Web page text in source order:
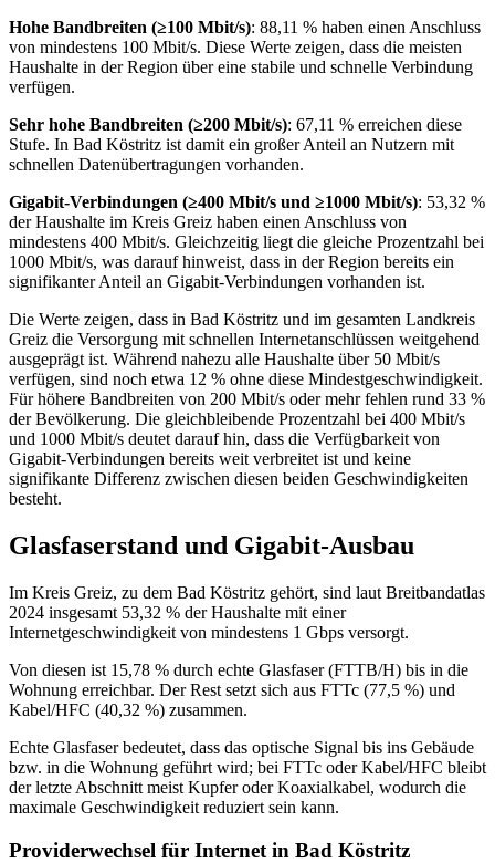
Hohe Bandbreiten (≥100 Mbit/s): 88,11 % haben einen Anschluss
von mindestens 100 Mbit/s. Diese Werte zeigen, dass die meisten
Haushalte in der Region über eine stabile und schnelle Verbindung
verfügen.
Sehr hohe Bandbreiten (≥200 Mbit/s): 67,11 % erreichen diese
Stufe. In Bad Köstritz ist damit ein großer Anteil an Nutzern mit
schnellen Datenübertragungen vorhanden.
Gigabit‑Verbindungen (≥400 Mbit/s und ≥1000 Mbit/s): 53,32 %
der Haushalte im Kreis Greiz haben einen Anschluss von
mindestens 400 Mbit/s. Gleichzeitig liegt die gleiche Prozentzahl bei
1000 Mbit/s, was darauf hinweist, dass in der Region bereits ein
signifikanter Anteil an Gigabit‑Verbindungen vorhanden ist.
Die Werte zeigen, dass in Bad Köstritz und im gesamten Landkreis
Greiz die Versorgung mit schnellen Internetanschlüssen weitgehend
ausgeprägt ist. Während nahezu alle Haushalte über 50 Mbit/s
verfügen, sind noch etwa 12 % ohne diese Mindestgeschwindigkeit.
Für höhere Bandbreiten von 200 Mbit/s oder mehr fehlen rund 33 %
der Bevölkerung. Die gleichbleibende Prozentzahl bei 400 Mbit/s
und 1000 Mbit/s deutet darauf hin, dass die Verfügbarkeit von
Gigabit‑Verbindungen bereits weit verbreitet ist und keine
signifikante Differenz zwischen diesen beiden Geschwindigkeiten
besteht.
Glasfaserstand und Gigabit-Ausbau
Im Kreis Greiz, zu dem Bad Köstritz gehört, sind laut Breitbandatlas
2024 insgesamt 53,32 % der Haushalte mit einer
Internetgeschwindigkeit von mindestens 1 Gbps versorgt.
Von diesen ist 15,78 % durch echte Glasfaser (FTTB/H) bis in die
Wohnung erreichbar. Der Rest setzt sich aus FTTc (77,5 %) und
Kabel/HFC (40,32 %) zusammen.
Echte Glasfaser bedeutet, dass das optische Signal bis ins Gebäude
bzw. in die Wohnung geführt wird; bei FTTc oder Kabel/HFC bleibt
der letzte Abschnitt meist Kupfer oder Koaxialkabel, wodurch die
maximale Geschwindigkeit reduziert sein kann.
Providerwechsel für Internet in Bad Köstritz